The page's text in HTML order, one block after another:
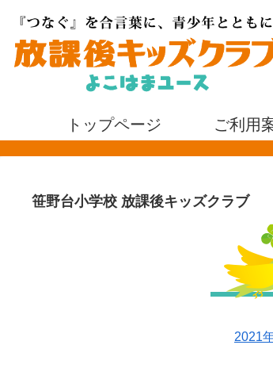
トップページ ご利用
笹野台小学校 放課後キッズクラブ
2021